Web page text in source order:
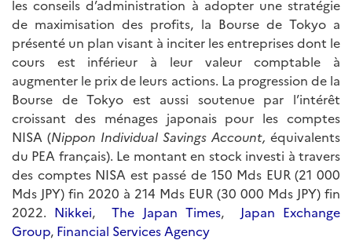
les conseils d’administration à adopter une stratégie
de maximisation des profits, la Bourse de Tokyo a
présenté un plan visant à inciter les entreprises dont le
cours est inférieur à leur valeur comptable à
augmenter le prix de leurs actions. La progression de la
Bourse de Tokyo est aussi soutenue par l’intérêt
croissant des ménages japonais pour les comptes
NISA (Nippon Individual Savings Account, équivalents
du PEA français). Le montant en stock investi à travers
des comptes NISA est passé de 150 Mds EUR (21 000
Mds JPY) fin 2020 à 214 Mds EUR (30 000 Mds JPY) fin
2022. Nikkei,The Japan Times,
Japan Exchange
Group, Financial Services Agency